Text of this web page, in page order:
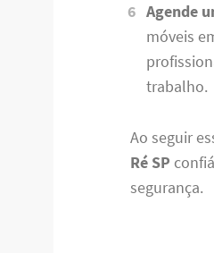
Agende
móveis
trabalho.
Ao seguir
Ré SP
segurança.